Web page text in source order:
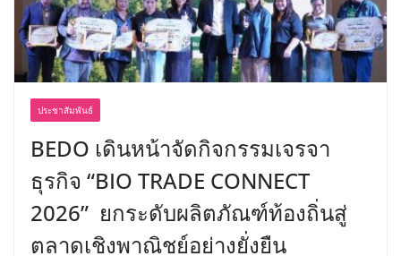
ประชาสัมพันธ์
BEDO เดินหน้าจัดกิจกรรมเจรจา
ธุรกิจ “BIO TRADE CONNECT
2026” ยกระดับผลิตภัณฑ์ท้องถิ่นสู่
ตลาดเชิงพาณิชย์อย่างยั่งยืน